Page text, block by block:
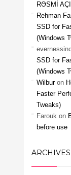
RƏSMİ
Rehman
SSD for
(Windows
SSD for
(Windows
Wilburon
Faster
Tweaks)
Faroukon
before use
ARCHIVES